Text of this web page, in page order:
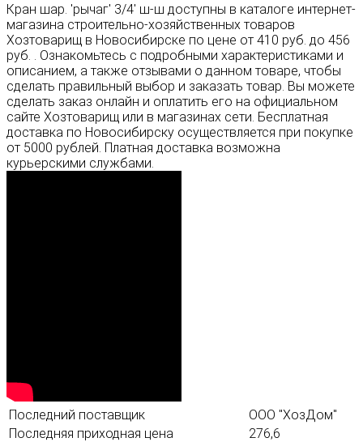
Кран шар. 'рычаг' 3/4' ш-ш доступны в каталоге интернет-
магазина строительно-хозяйственных товаров
Хозтоварищ в Новосибирске по цене от 410 руб. до 456
руб. . Ознакомьтесь с подробными характеристиками и
описанием, а также отзывами о данном товаре, чтобы
сделать правильный выбор и заказать товар. Вы можете
сделать заказ онлайн и оплатить его на официальном
сайте Хозтоварищ или в магазинах сети. Бесплатная
доставка по Новосибирску осуществляется при покупке
от 5000 рублей. Платная доставка возможна
курьерскими службами.
Последний поставщик
ООО "ХозДом"
Последняя приходная цена
276,6